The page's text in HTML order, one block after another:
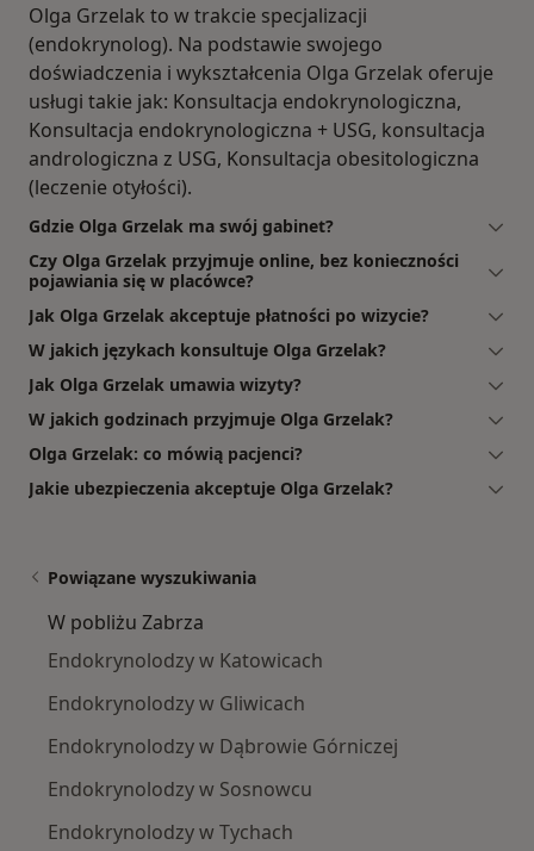
Olga Grzelak to w trakcie specjalizacji
(endokrynolog). Na podstawie swojego
doświadczenia i wykształcenia Olga Grzelak oferuje
usługi takie jak: Konsultacja endokrynologiczna,
Konsultacja endokrynologiczna + USG, konsultacja
andrologiczna z USG, Konsultacja obesitologiczna
(leczenie otyłości).
Gdzie Olga Grzelak ma swój gabinet?
Czy Olga Grzelak przyjmuje online, bez konieczności
pojawiania się w placówce?
Jak Olga Grzelak akceptuje płatności po wizycie?
W jakich językach konsultuje Olga Grzelak?
Jak Olga Grzelak umawia wizyty?
W jakich godzinach przyjmuje Olga Grzelak?
Olga Grzelak: co mówią pacjenci?
Jakie ubezpieczenia akceptuje Olga Grzelak?
Powiązane wyszukiwania
W pobliżu Zabrza
Endokrynolodzy w Katowicach
Endokrynolodzy w Gliwicach
Endokrynolodzy w Dąbrowie Górniczej
Endokrynolodzy w Sosnowcu
Endokrynolodzy w Tychach